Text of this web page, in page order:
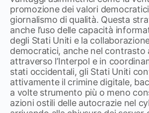
promozione dei valori
giornalismo di qualità. Questa
anche l’uso delle capacità
degli Stati Uniti e la
democratici, anche nel contrasto
attraverso l’Interpol e in
stati occidentali, gli Stati Uniti
attivamente il crimine digitale,
a volte strumento più o meno
azioni ostili delle autocrazie nel